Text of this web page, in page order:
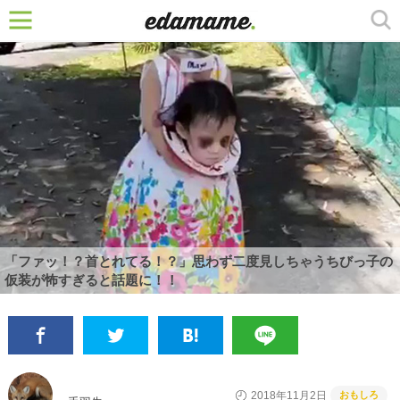
「ファッ！？首とれてる！？」思わず二度見しちゃうちびっ子の
仮装が怖すぎると話題に！！
2018年11月2日 おもしろ